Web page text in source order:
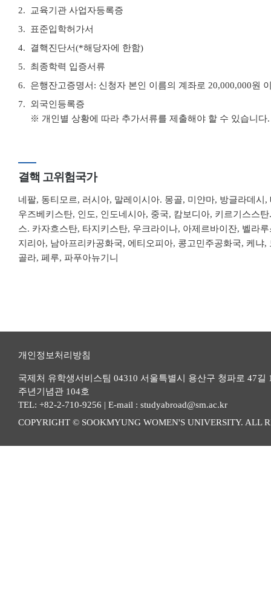
교육기관 사업자등록증
표준입학허가서
결핵진단서(*해당자에 한함)
최종학력 입증서류
은행잔고증명서: 신청자 본인 이름의 계좌로 20,000,000원
외국인등록증
※ 개인별 상황에 따라 추가서류를 제출해야 할 수 있습니다.
결핵 고위험국가
네팔, 동티모르, 러시아, 말레이시아. 몽골, 미얀마, 방글라데시
우즈베키스탄, 인도, 인도네시아, 중국, 캄보디아, 키르기스스
스. 카자흐스탄, 타지키스탄, 우크라이나, 아제르바이잔, 벨라
지리아, 남아프리카공화국, 에티오피아, 콩고민주공화국, 케냐,
골라, 페루, 파푸아뉴기니
개인정보처리방침
국제처 유학생서비스팀 04310 서울특별시 용산구 청파로 47길
주년기념관 104호
TEL: +82-2-710-9256 | E-mail : studyabroad@sm.ac.kr
COPYRIGHT © SOOKMYUNG WOMEN'S UNIVERSITY. ALL